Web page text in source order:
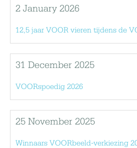
2 January 2026
12,5 jaar VOOR vieren tijdens de
31 December 2025
VOORspoedig 2026
25 November 2025
Winnaars VOORbeeld-verkiezing